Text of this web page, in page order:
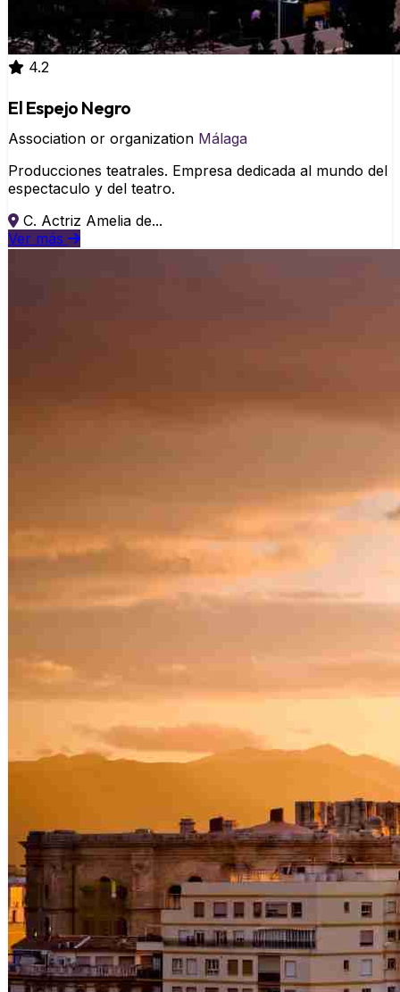
4.2
El Espejo Negro
Association or organization Málaga
Producciones teatrales. Empresa dedicada al mundo del
espectaculo y del teatro.
C. Actriz Amelia de...
Ver más